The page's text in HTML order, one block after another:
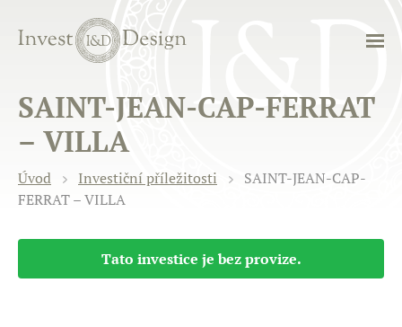
SAINT-JEAN-CAP-FERRAT
– VILLA
Úvod Investiční příležitosti
SAINT-JEAN-CAP-
FERRAT – VILLA
Tato investice je bez provize.